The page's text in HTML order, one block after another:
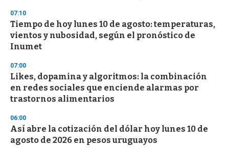
d
s
07:10
Tiempo de hoy lunes 10 de agosto: temperaturas,
vientos y nubosidad, según el pronóstico de
Inumet
07:00
Likes, dopamina y algoritmos: la combinación
en redes sociales que enciende alarmas por
trastornos alimentarios
06:00
Así abre la cotización del dólar hoy lunes 10 de
agosto de 2026 en pesos uruguayos